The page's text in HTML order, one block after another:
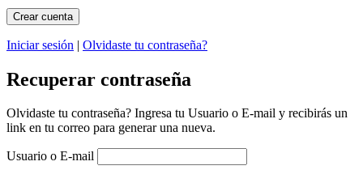
Iniciar sesión | Olvidaste tu contraseña?
Recuperar contraseña
Olvidaste tu contraseña? Ingresa tu Usuario o E-mail y recibirás un
link en tu correo para generar una nueva.
Usuario o E-mail